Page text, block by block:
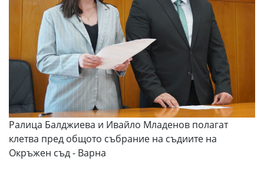
Ралица Балджиева и Ивайло Младенов полагат
клетва пред общото събрание на съдиите на
Окръжен съд - Варна